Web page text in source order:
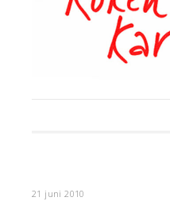
21 juni 2010